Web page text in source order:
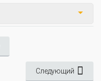
Следующий